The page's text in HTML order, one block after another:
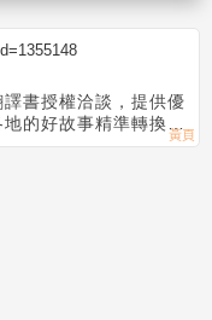
書授權洽談，提供優
的好故事精準轉換，